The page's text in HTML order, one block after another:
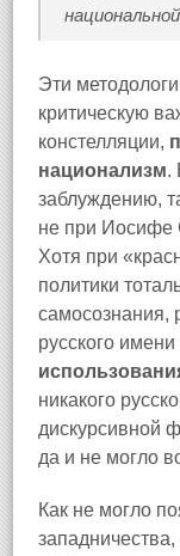
Эти
критическую
констелляции,
национализм.
заблуждению,
не при Иосифе
Хотя при
политики
самосознания,
русского имени
никакого
дискурсивной
да и не могло
Как не могло